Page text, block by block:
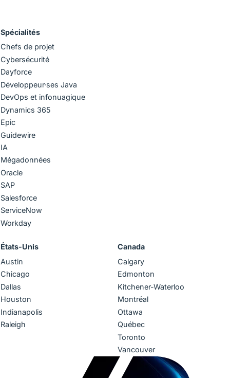
Spécialités
Chefs de projet
Cybersécurité
Dayforce
Développeur·ses Java
DevOps et infonuagique
Dynamics 365
Epic
Guidewire
IA
Mégadonnées
Oracle
SAP
Salesforce
ServiceNow
Workday
États-Unis
Austin
Chicago
Dallas
Houston
Indianapolis
Raleigh
Canada
Calgary
Edmonton
Kitchener-Waterloo
Montréal
Ottawa
Québec
Toronto
Vancouver